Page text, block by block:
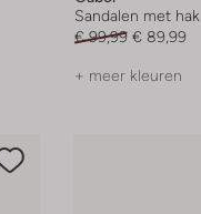
Sandalen met hak
€ 99,99 € 89,99
+ meer kleuren